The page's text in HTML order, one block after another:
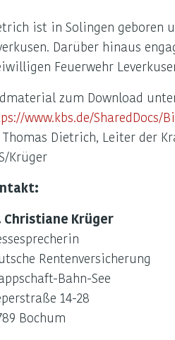
ist in Solingen geboren
Darüber hinaus
Feuerwehr
zum Download
www.kbs.de/SharedDocs/
Thomas Dietrich, Leiter der
Krüger
Christiane Krüger
Rentenversicherung
Bahn-See
14-28
Bochum